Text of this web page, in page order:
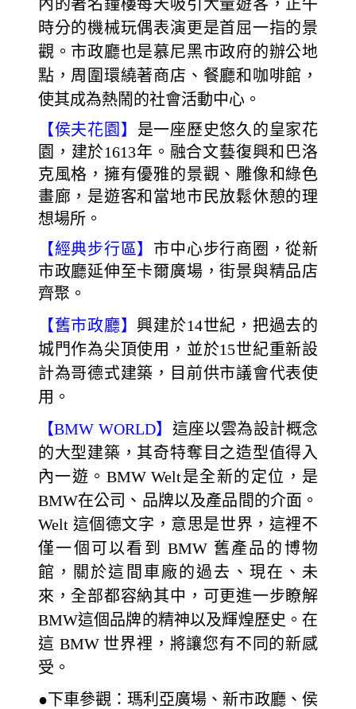
內的著名鐘樓每天吸引大量遊客，正午
時分的機械玩偶表演更是首屈一指的景
觀。市政廳也是慕尼黑市政府的辦公地
點，周圍環繞著商店、餐廳和咖啡館，
使其成為熱鬧的社會活動中心。
【侯夫花園】 是一座歷史悠久的皇家花
園，建於1613年。融合文藝復興和巴洛
克風格，擁有優雅的景觀、雕像和綠色
畫廊，是遊客和當地市民放鬆休憩的理
想場所。
【經典步行區】 市中心步行商圈，從新
市政廳延伸至卡爾廣場，街景與精品店
齊聚。
【舊市政廳】 興建於14世紀，把過去的
城門作為尖頂使用，並於15世紀重新設
計為哥德式建築，目前供市議會代表使
用。
【BMW WORLD】 這座以雲為設計概念
的大型建築，其奇特奪目之造型值得入
內一遊。BMW Welt是全新的定位，是
BMW在公司、品牌以及產品間的介面。
Welt 這個德文字，意思是世界，這裡不
僅一個可以看到 BMW 舊產品的博物
館，關於這間車廠的過去、現在、未
來，全部都容納其中，可更進一步瞭解
BMW這個品牌的精神以及輝煌歷史。在
這 BMW 世界裡，將讓您有不同的新感
受。
●下車參觀：瑪利亞廣場、新市政廳、侯